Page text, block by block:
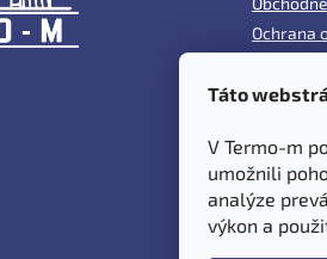
Táto
V Termo-m
umožnili
analýze
výkon a
Ochrana
Kontakty